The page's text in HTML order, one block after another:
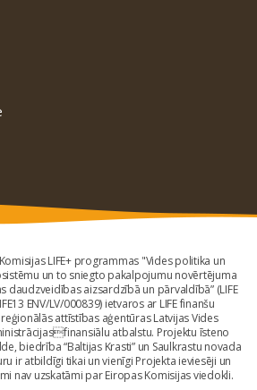
LIFE+ programmas "Vides politika un
un to sniegto pakalpojumu novērtējuma
daudzveidības aizsardzībā un pārvaldībā” (LIFE
ENV/LV/000839) ietvaros ar LIFE finanšu
attīstības aģentūras Latvijas Vides
atbalstu. Projektu īsteno
biedrība “Baltijas Krasti” un Saulkrastu novada
ir atbildīgi tikai un vienīgi Projekta ieviesēji un
nav uzskatāmi par Eiropas Komisijas viedokli.